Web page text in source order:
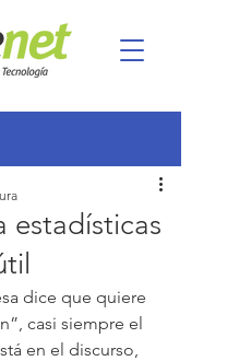
estadísticas
dice que quiere
casi siempre el
en el discurso,